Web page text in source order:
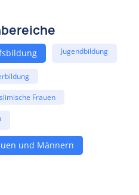
Jugendbildung
Frauen
und Männern